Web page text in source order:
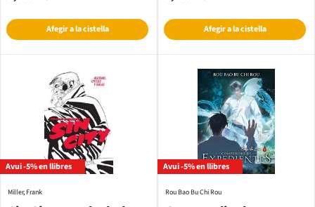
Afegir a la cistella Afegir a la cistella
Avui -5% en llibres
Miller, Frank
Avui -5% en llibres
Rou Bao Bu Chi Rou